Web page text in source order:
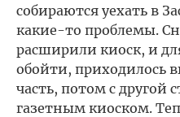
собираются уехать в
какие-то проблемы.
расширили киоск, и
обойти, приходилось
часть, потом с другой
газетным киоском.